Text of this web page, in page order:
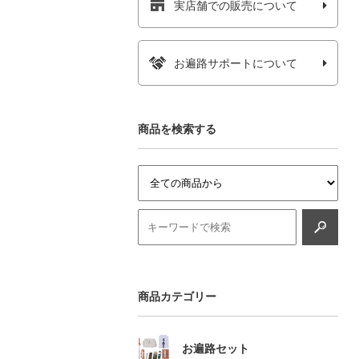
実店舗での販売について
お遍路サポートについて
商品を検索する
商品カテゴリー
お遍路セット